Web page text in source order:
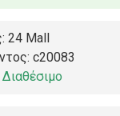
24 Mall
c20083
Διαθέσιμο